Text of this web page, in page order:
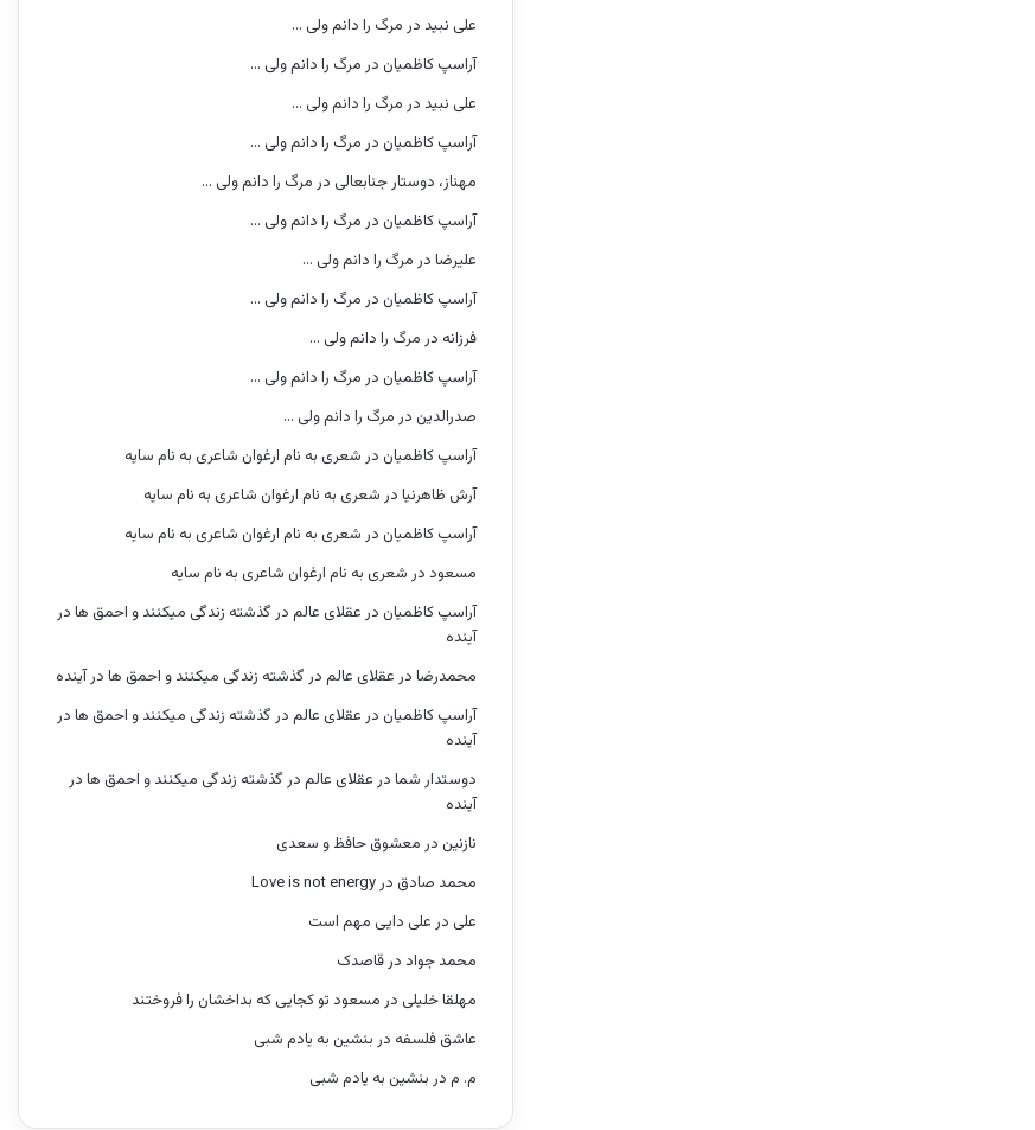
علی نبید در مرگ را دانم ولی …
آراسپ کاظمیان در مرگ را دانم ولی …
علی نبید در مرگ را دانم ولی …
آراسپ کاظمیان در مرگ را دانم ولی …
مهناز، دوستار جنابعالی در مرگ را دانم ولی …
آراسپ کاظمیان در مرگ را دانم ولی …
علیرضا در مرگ را دانم ولی …
آراسپ کاظمیان در مرگ را دانم ولی …
فرزانه در مرگ را دانم ولی …
آراسپ کاظمیان در مرگ را دانم ولی …
صدرالدین در مرگ را دانم ولی …
آراسپ کاظمیان در شعری به نام ارغوان شاعری به نام سایه
آرش ظاهرنیا در شعری به نام ارغوان شاعری به نام سایه
آراسپ کاظمیان در شعری به نام ارغوان شاعری به نام سایه
مسعود در شعری به نام ارغوان شاعری به نام سایه
آراسپ کاظمیان در عقلای عالم در گذشته زندگی میکنند و احمق ها در
آینده
محمدرضا در عقلای عالم در گذشته زندگی میکنند و احمق ها در آینده
آراسپ کاظمیان در عقلای عالم در گذشته زندگی میکنند و احمق ها در
آینده
دوستدار شما در عقلای عالم در گذشته زندگی میکنند و احمق ها در
آینده
نازنین در معشوق حافظ و سعدی
محمد صادق درLove is not energy
علی در علی دایی مهم است
محمد جواد درقاصدک
مهلقا خلیلی در مسعود تو کجایی که بداخشان را فروختند
عاشق فلسفه در بنشین به یادم شبی
م. م در بنشین به یادم شبی